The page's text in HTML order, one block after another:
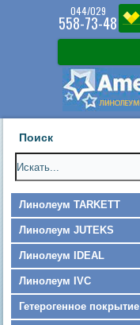
044/029
558-73-48
Поиск
Линолеум TARKETT
Линолеум JUTEKS
Линолеум IDEAL
Линолеум IVC
Гетерогенное покрытие